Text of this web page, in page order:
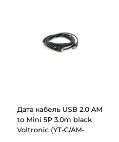
Дата кабель USB 2.0 AM
to Mini 5P 3.0m black
Voltronic (YT-C/AM-